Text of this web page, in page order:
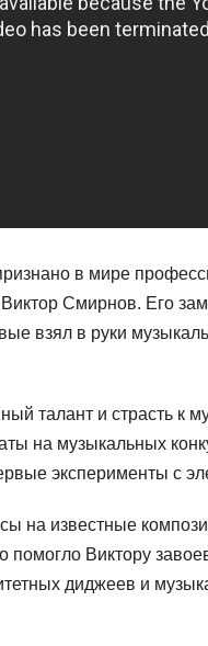
в мире
Смирнов. Его
взял в руки
талант и страсть к
на музыкальных
эксперименты с
на известные
Виктору
диджеев и